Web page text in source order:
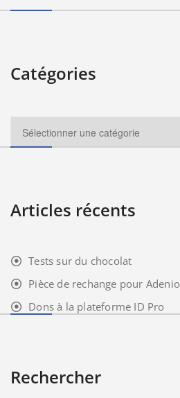
Catégories
Articles récents
Tests sur du chocolat
Pièce de rechange pour Adenio
Dons à la plateforme ID Pro
Rechercher